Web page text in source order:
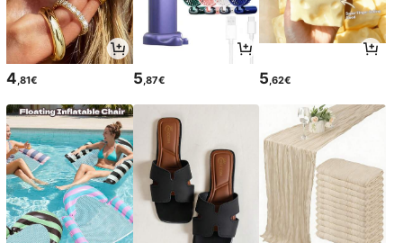
4,81€ 5,87€ 5,62€